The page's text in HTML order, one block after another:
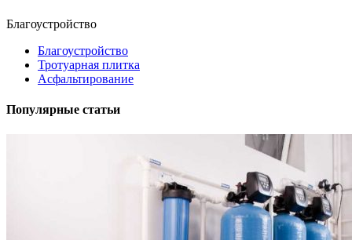
Благоустройство
Благоустройство
Тротуарная плитка
Асфальтирование
Популярные статьи